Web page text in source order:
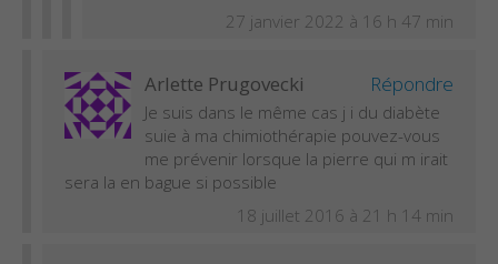
27 janvier 2022 à 16 h 47 min
Arlette Prugovecki Répondre
Je suis dans le même cas j i du diabète
suie à ma chimiothérapie pouvez-vous
me prévenir lorsque la pierre qui m irait
sera la en bague si possible
18 juillet 2016 à 21 h 14 min